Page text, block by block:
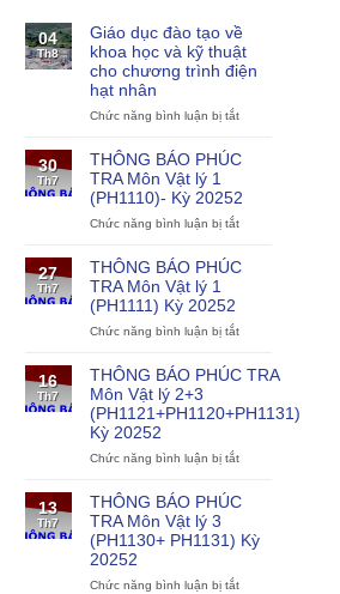
04
Th8
Giáo dục đào tạo về
khoa học và kỹ thuật
cho chương trình điện
hạt nhân
Chức năng bình luận bị tắtở
dục
đào
về
khoa
và
kỹ
chương
điện
hạt
30
Th7
THÔNG BÁO PHÚC
TRA Môn Vật lý 1
(PH1110)- Kỳ 20252
Chức năng bình luận bị tắtở
BÁO
PHÚC
Vật
1
(PH1110)-
20252
27
Th7
THÔNG BÁO PHÚC
TRA Môn Vật lý 1
(PH1111) Kỳ 20252
Chức năng bình luận bị tắtở
BÁO
PHÚC
Môn
lý
(PH1111)
Kỳ
16
Th7
THÔNG BÁO PHÚC TRA
Môn Vật lý 2+3
(PH1121+PH1120+PH1131)
Kỳ 20252
Chức năng bình luận bị tắtở
BÁO
PHÚC
Môn
lý
13
Th7
THÔNG BÁO PHÚC
TRA Môn Vật lý 3
(PH1130+ PH1131) Kỳ
20252
Chức năng bình luận bị tắtở